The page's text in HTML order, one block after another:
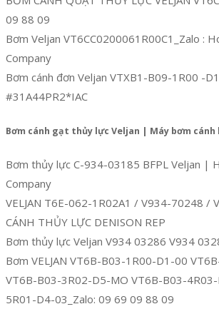
09 88 09
Bơm Veljan VT6CC0200061R00C1_Zalo :
Company
Bơm cánh đơn Veljan VTXB1-B09-1R00 -
#31A44PR2*IAC
Bơm cánh gạt thủy lực Veljan | Máy bơm cánh
Bơm thủy lực C-934-03185 BFPL Veljan |
Company
VELJAN T6E-062-1R02A1 / V934-70248 /
CÁNH THỦY LỰC DENISON REP
Bơm thủy lực Veljan V934 03286 V934
Bơm VELJAN VT6B-B03-1R00-D1-00
VT6B-B03-3R02-D5-MO VT6B-B03-
5R01-D4-03_Zalo: 09 69 09 88 09